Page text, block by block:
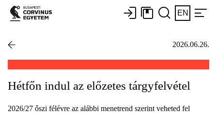
EN
2026.06.26.
Hétfőn indul az előzetes tárgyfelvétel
2026/27 őszi félévre az alábbi menetrend szerint veheted fel